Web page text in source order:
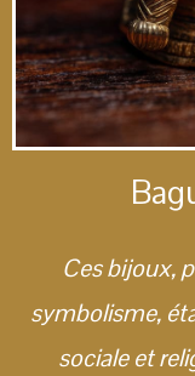
Ces bijoux,
symbolisme,
sociale et